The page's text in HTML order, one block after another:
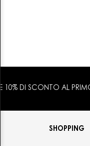
E 10% DI SCONTO AL
SHOPPING